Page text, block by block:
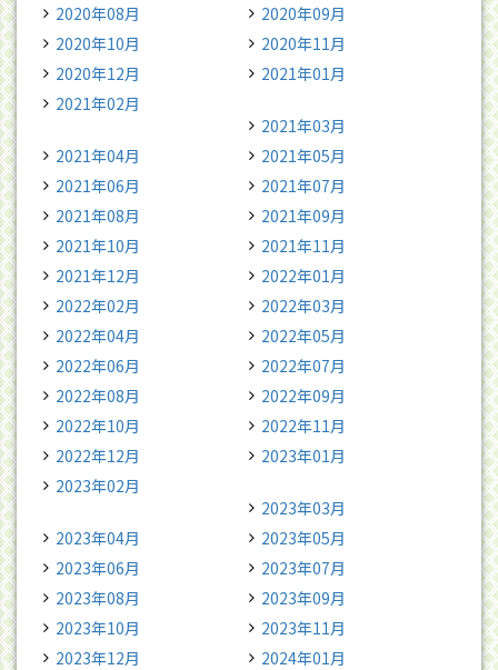
2020年08月
2020年09月
2020年10月
2020年11月
2020年12月
2021年01月
2021年02月
2021年03月
2021年04月
2021年05月
2021年06月
2021年07月
2021年08月
2021年09月
2021年10月
2021年11月
2021年12月
2022年01月
2022年02月
2022年03月
2022年04月
2022年05月
2022年06月
2022年07月
2022年08月
2022年09月
2022年10月
2022年11月
2022年12月
2023年01月
2023年02月
2023年03月
2023年04月
2023年05月
2023年06月
2023年07月
2023年08月
2023年09月
2023年10月
2023年11月
2023年12月
2024年01月